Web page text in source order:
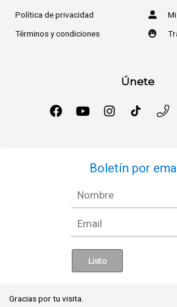
Política de privacidad
Términos y condiciones
Únete
Boletín por
Gracias por tu visita.